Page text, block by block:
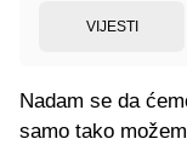
VIJESTI
Nadam se da
samo tako